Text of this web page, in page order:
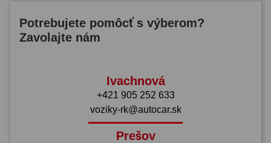
Potrebujete pomôcť s výberom?
Zavolajte nám
Ivachnová
+421 905 252 633
voziky-rk@autocar.sk
Prešov